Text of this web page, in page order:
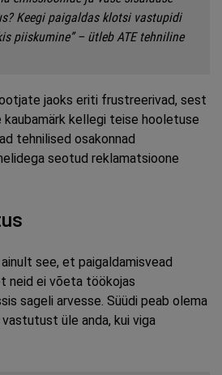
Keegi paigaldas klotsi vastupidi
piiskumine” – ütleb ATE tehniline
jaoks eriti frustreerivad, sest
kaubamärk kellegi teise hooletuse
tehnilised osakonnad
seotud reklamatsioone
see, et paigaldamisvead
neid ei võeta töökojas
sageli arvesse. Süüdi peab olema
üle anda, kui viga